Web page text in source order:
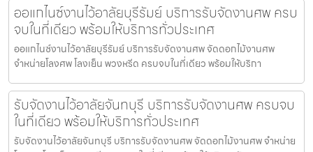
ออแกไนซ์งานไว้อาลัยบุรีรัมย์ บริการรับจัดงานศพ ครบ
จบในที่เดียว พร้อมให้บริการทั่วประเทศ
ออแกไนซ์งานไว้อาลัยบุรีรัมย์ บริการรับจัดงานศพ จัดดอกไม้งานศพ
จำหน่ายโลงศพ โลงเย็น พวงหรีด ครบจบในที่เดียว พร้อมให้บริกา
รับจัดงานไว้อาลัยจันทบุรี บริการรับจัดงานศพ ครบจบ
ในที่เดียว พร้อมให้บริการทั่วประเทศ
รับจัดงานไว้อาลัยจันทบุรี บริการรับจัดงานศพ จัดดอกไม้งานศพ จำหน่าย